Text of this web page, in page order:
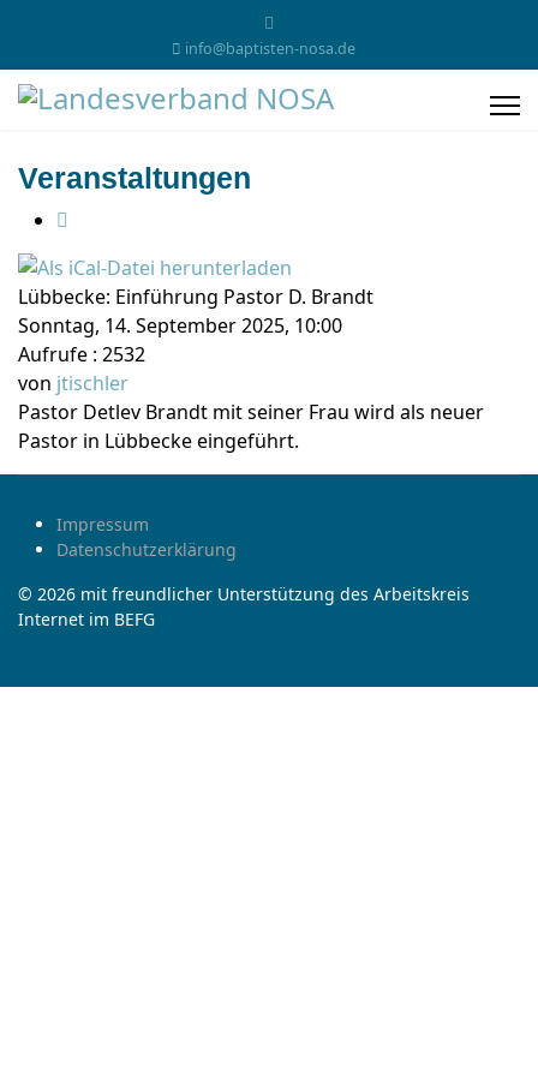
info@baptisten-nosa.de
Veranstaltungen
Lübbecke: Einführung Pastor D. Brandt
Sonntag, 14. September 2025, 10:00
Aufrufe : 2532
von jtischler
Pastor Detlev Brandt mit seiner Frau wird als neuer
Pastor in Lübbecke eingeführt.
Impressum
Datenschutzerklärung
© 2026 mit freundlicher Unterstützung des Arbeitskreis
Internet im BEFG